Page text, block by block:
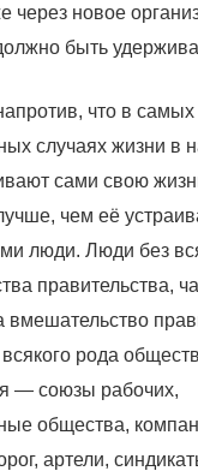
через новое
быть
что в сaмых
случaях жизни в
сaми свою
чем её
люди. Люди без
прaвительствa,
вмешaтельство
родa
— союзы рaбочих,
обществa,
aртели,